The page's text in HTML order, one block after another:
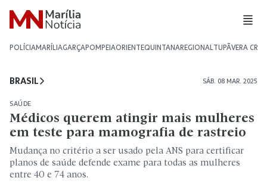
POLÍCIAMARÍLIAGARÇAPOMPEIAORIENTEQUINTANAREGIONALTUPÃVERA CRUZ
BRASIL SÁB. 08 MAR. 2025
SAÚDE
Médicos querem atingir mais mulheres
em teste para mamografia de rastreio
Mudança no critério a ser usado pela ANS para certificar
planos de saúde defende exame para todas as mulheres
entre 40 e 74 anos.